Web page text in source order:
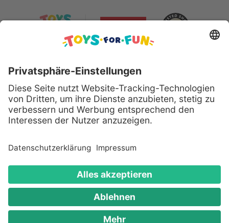
Sicher bezahlen mit:
Alle genannten Produkte und Logos sind eingetragene
Warenzeichen der jeweiligen Hersteller.
Copyright © 2008 - 2026 Toys for Fun GmbH - Alle
Rechte vorbehalten